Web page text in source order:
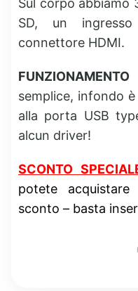
Sul corpo abbiamo
SD, un
connettore HDMI.
FUNZIONAMENTO
semplice, infondo
alla porta USB
alcun driver!
SCONTO
potete
sconto – basta